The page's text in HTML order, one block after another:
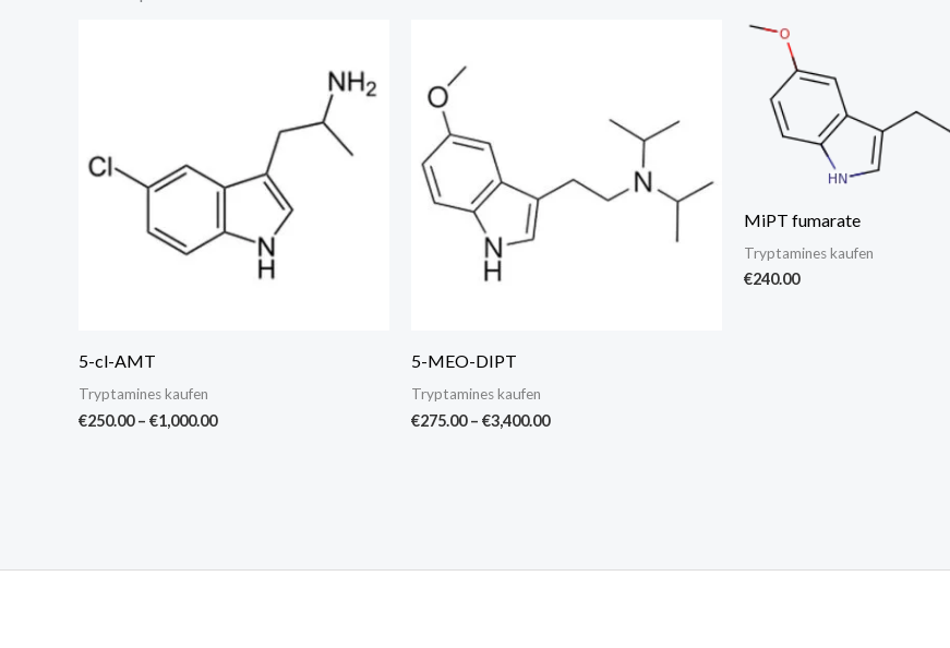
5-cl-AMT
Tryptamines kaufen
€250.00 – €1,000.00
5-MEO-DIPT
Tryptamines kaufen
€275.00 – €3,400.00
MiPT fumarate
Tryptamines kaufen
€240.00